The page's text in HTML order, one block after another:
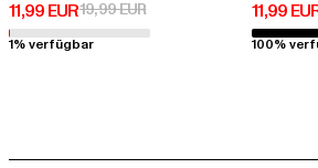
11,99 EUR
Derzeitiger Preis: 11,99 EUR
19,99 EURAktionspreis: 19,99 EUR
1% verfügbar
11,99
100%